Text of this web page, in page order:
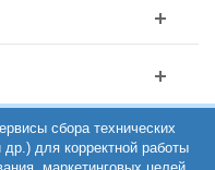
сбора технических
для корректной работы